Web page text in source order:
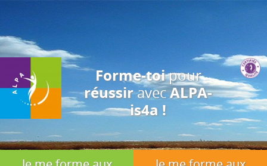
des fins d'analyse, de pertinence et de publicité.
Forme-toipour
réussiravecALPA-
is4a !